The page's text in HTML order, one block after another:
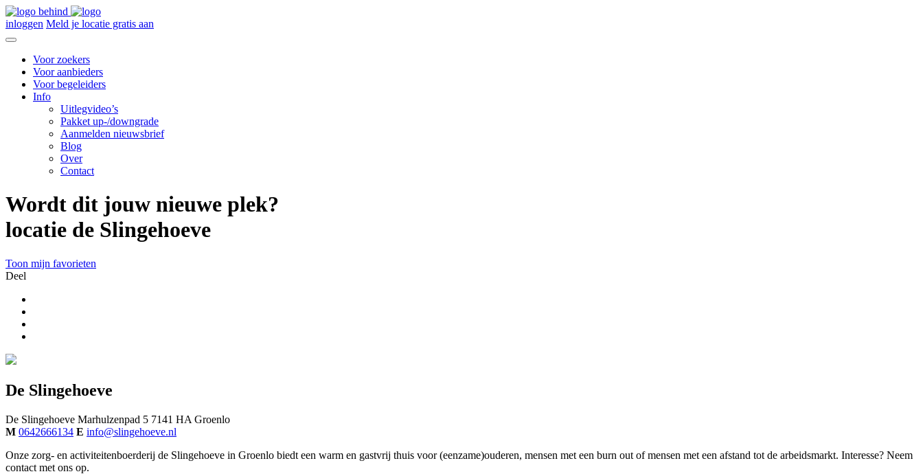
inloggen Meld je locatie gratis aan
Voor zoekers
Voor aanbieders
Voor begeleiders
Info
Uitlegvideo’s
Pakket up-/downgrade
Aanmelden nieuwsbrief
Blog
Over
Contact
Wordt dit jouw nieuwe plek?
locatie de Slingehoeve
Toon mijn favorieten
Deel
De Slingehoeve
De Slingehoeve Marhulzenpad 5 7141 HA Groenlo
M 0642666134 E info@slingehoeve.nl
Onze zorg- en activiteitenboerderij de Slingehoeve in Groenlo biedt een warm en gastvrij thuis voor (eenzame)ouderen, mensen met een burn out of mensen met een afstand tot de arbeidsmarkt. Interesse? Neem
contact met ons op.